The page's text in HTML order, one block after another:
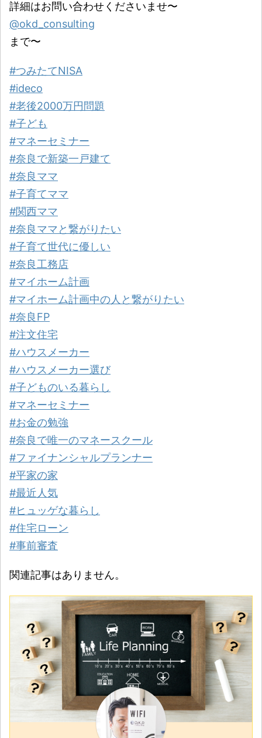
詳細はお問い合わせくださいませ〜
@okd_consulting
まで〜
#つみたてNISA
#ideco
#老後2000万円問題
#子ども
#マネーセミナー
#奈良で新築一戸建て
#奈良ママ
#子育てママ
#関西ママ
#奈良ママと繋がりたい
#子育て世代に優しい
#奈良工務店
#マイホーム計画
#マイホーム計画中の人と繋がりたい
#奈良FP
#注文住宅
#ハウスメーカー
#ハウスメーカー選び
#子どものいる暮らし
#マネーセミナー
#お金の勉強
#奈良で唯一のマネースクール
#ファイナンシャルプランナー
#平家の家
#最近人気
#ヒュッゲな暮らし
#住宅ローン
#事前審査
関連記事はありません。